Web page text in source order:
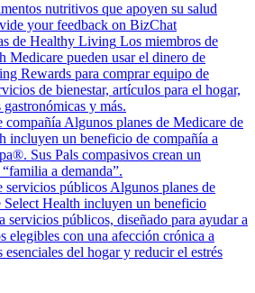
nutritivos que apoyen su salud
your feedback on BizChat
de Healthy Living Los miembros de
Medicare pueden usar el dinero de
Rewards para comprar equipo de
de bienestar, artículos para el hogar,
gastronómicas y más.
compañía Algunos planes de Medicare de
incluyen un beneficio de compañía a
Sus Pals compasivos crean un
a demanda”.
servicios públicos Algunos planes de
Select Health incluyen un beneficio
servicios públicos, diseñado para ayudar a
elegibles con una afección crónica a
esenciales del hogar y reducir el estrés